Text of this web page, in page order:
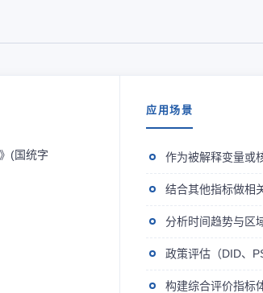
(国统字
应用场景
作为被解释变量或
结合其他指标做相
分析时间趋势与区
政策评估（DID、
构建综合评价指标